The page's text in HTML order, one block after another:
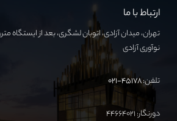
ارتباط با ما
نوآوری آزادی
تلفن:۴۵۱۷۸-۰۲۱
دورنگار: ۴۴۶۶۴۰۲۱